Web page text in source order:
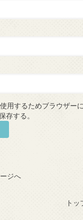
用するためブラウザー
存する。
ジへ
ト